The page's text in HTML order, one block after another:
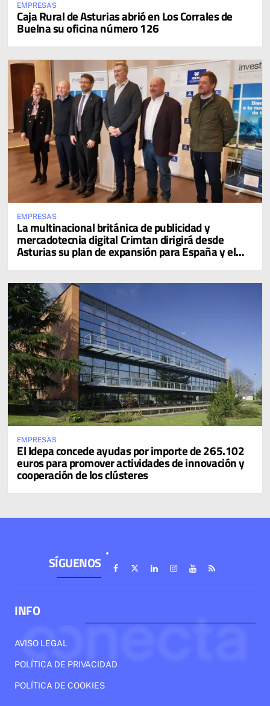
EMPRESAS
Caja Rural de Asturias abrió en Los Corrales de
Buelna su oficina número 126
EMPRESAS
La multinacional británica de publicidad y
mercadotecnia digital Crimtan dirigirá desde
Asturias su plan de expansión para España y el
sur de Europa
EMPRESAS
El Idepa concede ayudas por importe de 265.102
euros para promover actividades de innovación y
cooperación de los clústeres
SÍGUENOS
INFO
AVISO LEGAL
POLÍTICA DE PRIVACIDAD
POLÍTICA DE COOKIES